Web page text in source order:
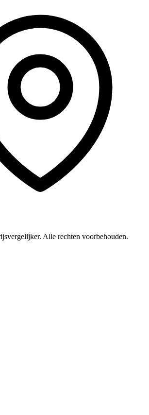
Alle rechten voorbehouden.